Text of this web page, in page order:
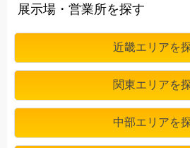
商品
エネルギー価格高騰の時代に。新商品「
エネルギー価格高騰の時代に。新商品「
電気を自家発電する……
商品
エネルギー価格高騰の時代に「ENEGE
エス）」新登場！
展示場・営業所を探す
近畿エリアを
関東エリアを
中部エリアを